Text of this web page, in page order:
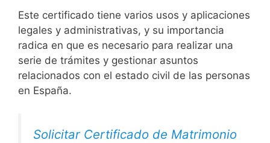
Este certificado tiene varios usos y aplicaciones
legales y administrativas, y su importancia
radica en que es necesario para realizar una
serie de trámites y gestionar asuntos
relacionados con el estado civil de las personas
en España.
Solicitar Certificado de Matrimonio